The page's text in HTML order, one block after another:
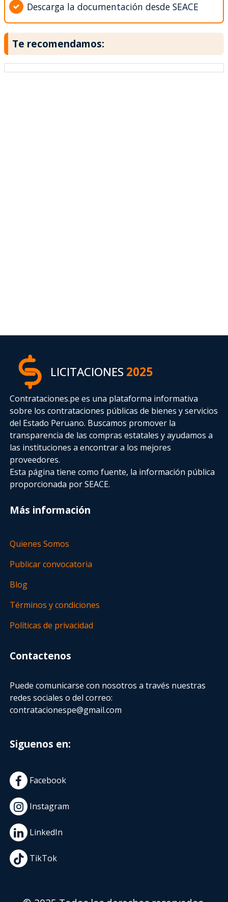
Descarga la documentación desde SEACE
Te recomendamos:
LICITACIONES2025
Contrataciones.pe es una plataforma informativa
sobre los contrataciones públicas de bienes y servicios
del Estado Peruano. Buscamos promover la
transparencia de las compras estatalesy ayudamos a
las instituciones a encontrar a los mejores
proveedores.
Esta página tiene como fuente, la información pública
proporcionada por SEACE.
Más información
Quienes Somos
Publicar convocatoria
Blog
Términos y condiciones
Políticas de privacidad
Contactenos
Puede comunicarse con nosotros a través nuestras
redes sociales o del correo:
contratacionespe@gmail.com
Siguenos en:
Facebook
Instagram
LinkedIn
TikTok